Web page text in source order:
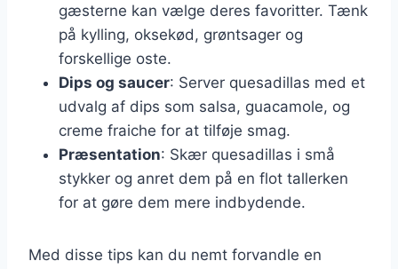
gæsterne kan vælge deres favoritter. Tænk
på kylling, oksekød, grøntsager og
forskellige oste.
Dips og saucer: Server quesadillas med et
udvalg af dips som salsa, guacamole, og
creme fraiche for at tilføje smag.
Præsentation: Skær quesadillas i små
stykker og anret dem på en flot tallerken
for at gøre dem mere indbydende.
Med disse tips kan du nemt forvandle en